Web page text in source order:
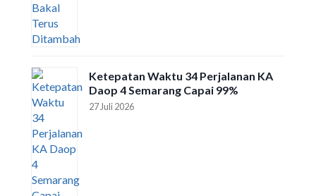
Ketepatan Waktu 34 Perjalanan KA
Daop 4 Semarang Capai 99%
27 Juli 2026